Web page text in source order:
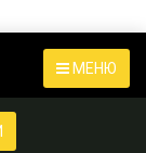
МЕНЮ